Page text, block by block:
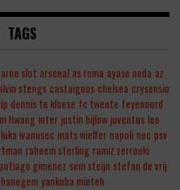
TAGS
arne slot arsenal as roma ayase ueda az
stengs castaignos chelsea crysensio
dennis te kloese fc twente feyenoord
Hwang inter justin bijlow juventus leo
luka ivanusec mats wieffer napoli nec psv
raheem sterling ramiz zerrouki
gimenez sem steijn stefan de vrij
yankuba minteh